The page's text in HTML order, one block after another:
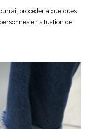
procéder à quelques
en situation de